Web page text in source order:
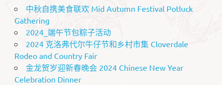
中秋自携美食联欢 Mid Autumn Festival Potluck
Gathering
2024_端午节包粽子活动
2024 克洛弗代尔牛仔节和乡村市集 Cloverdale
Rodeo and Country Fair
金龙贺岁迎新春晚会 2024 Chinese New Year
Celebration Dinner